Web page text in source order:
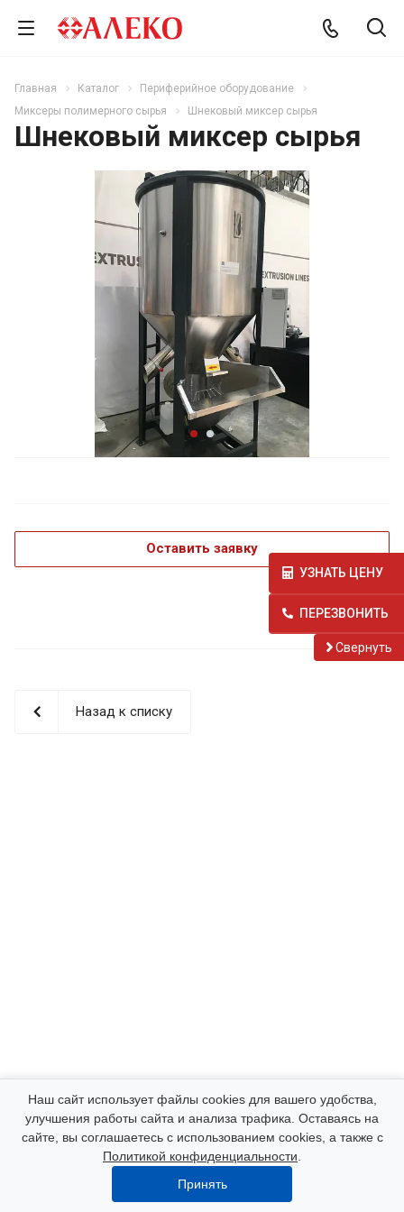
Главная Каталог
Периферийное оборудование
Миксеры полимерного сырья
Шнековый миксер сырья
Шнековый миксер сырья
Оставить заявку
Назад к списку
Компания
Каталог
УЗНАТЬ ЦЕНУ
ПЕРЕЗВОНИТЬ
Cвернуть
Наш сайт использует файлы cookies для вашего удобства,
улучшения работы сайта и анализа трафика. Оставаясь на
сайте, вы соглашаетесь с использованием cookies, а также с
Политикой конфиденциальности
Принять